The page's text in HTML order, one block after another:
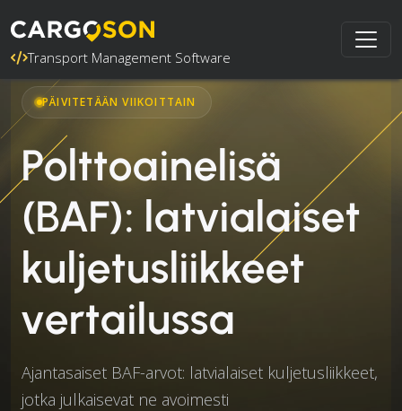
Transport Management Software
PÄIVITETÄÄN VIIKOITTAIN
Polttoainelisä
(BAF): latvialaiset
kuljetusliikkeet
vertailussa
Ajantasaiset BAF-arvot: latvialaiset kuljetusliikkeet,
jotka julkaisevat ne avoimesti